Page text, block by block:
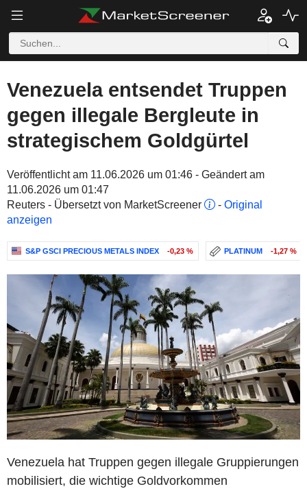
Venezuela entsendet Truppen
gegen illegale Bergleute in
strategischem Goldgürtel
Veröffentlicht am 11.06.2026 um 01:46 - Geändert am
11.06.2026 um 01:47
Reuters - Übersetzt von MarketScreener
- Original
anzeigen
S&P GSCI PRECIOUS METALS INDEX -0,23 % PLATINUM -1,27 %
Venezuela hat Truppen gegen illegale Gruppierungen
mobilisiert, die wichtige Goldvorkommen